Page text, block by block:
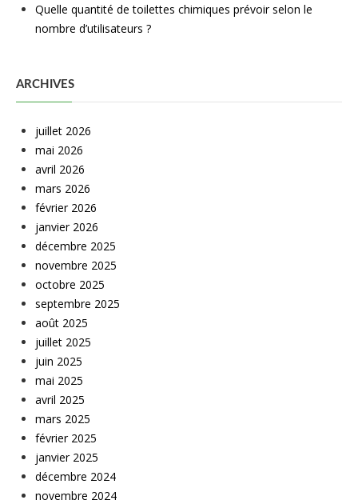
Quelle quantité de toilettes chimiques prévoir selon le
nombre d’utilisateurs ?
ARCHIVES
juillet 2026
mai 2026
avril 2026
mars 2026
février 2026
janvier 2026
décembre 2025
novembre 2025
octobre 2025
septembre 2025
août 2025
juillet 2025
juin 2025
mai 2025
avril 2025
mars 2025
février 2025
janvier 2025
décembre 2024
novembre 2024